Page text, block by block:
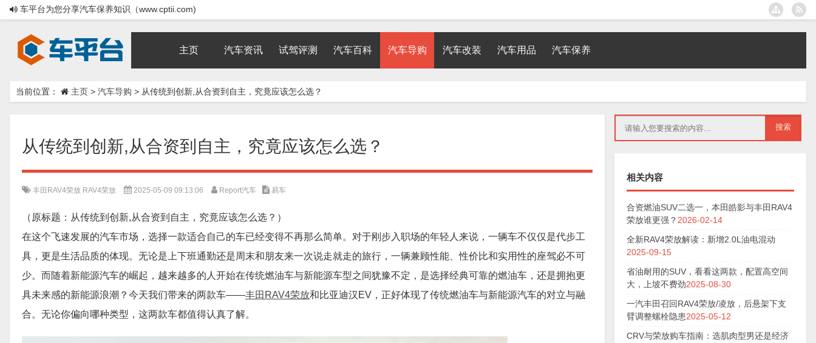
车平台为您分享汽车保养知识（www.cptii.com)
主页 汽车资讯 试驾评测 汽车百科 汽车导购 汽车改装 汽车用品 汽车保养
当前位置： 主页 > 汽车导购 > 从传统到创新,从合资到自主，究竟应该怎么选？
从传统到创新,从合资到自主，究竟应该怎么选？
丰田RAV4荣放 RAV4荣放 2025-05-09 09:13:06 Report汽车 易车
（原标题：从传统到创新,从合资到自主，究竟应该怎么选？）
在这个飞速发展的汽车市场，选择一款适合自己的车已经变得不再那么简单。对于刚步入职场的年轻人来说，一辆车不仅仅是代步工
具，更是生活品质的体现。无论是上下班通勤还是周末和朋友来一次说走就走的旅行，一辆兼顾性能、性价比和实用性的座驾必不可
少。而随着新能源汽车的崛起，越来越多的人开始在传统燃油车与新能源车型之间犹豫不定，是选择经典可靠的燃油车，还是拥抱更
具未来感的新能源浪潮？今天我们带来的两款车——丰田 RAV4荣放和比亚迪汉EV，正好体现了传统燃油车与新能源汽车的对立与融
合。无论你偏向哪种类型，这两款车都值得认真了解。
相关内容
合资燃油SUV二选一，本田皓影与丰田RAV4
荣放谁更强？ 2026-02-14
全新RAV4荣放解读：新增2.0L油电混动
2025-09-15
省油耐用的SUV，看看这两款，配置高空间
大，上坡不费劲2025-08-30
一汽丰田召回RAV4荣放/凌放，后悬架下支
臂调整螺栓隐患2025-05-12
CRV与荣放购车指南：选肌肉型男还是经济